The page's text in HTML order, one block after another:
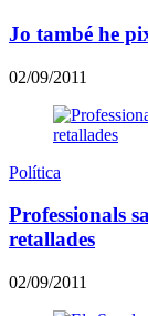
Jo també he
02/09/2011
Política
Professionals
retallades
02/09/2011